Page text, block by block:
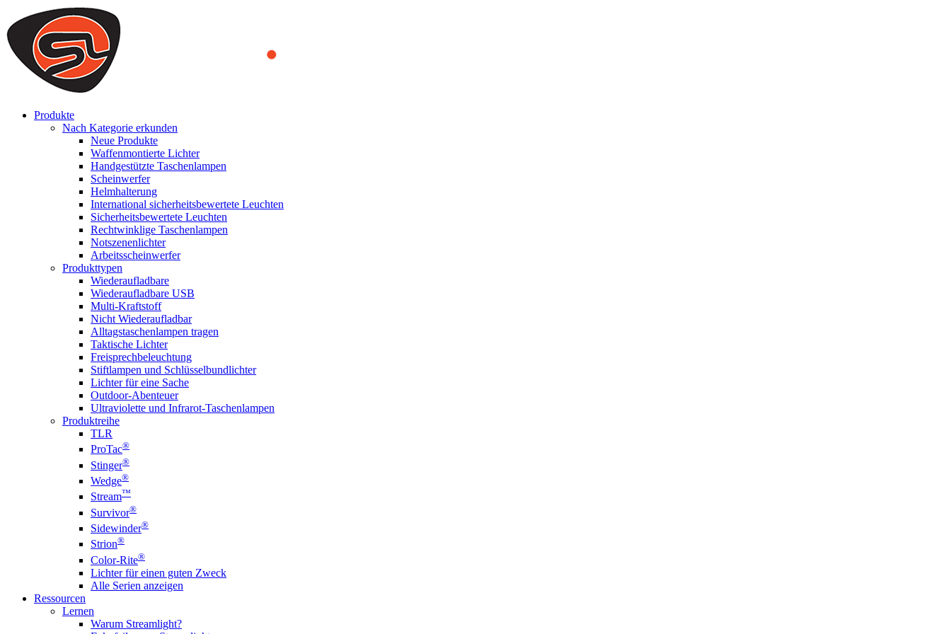
We use cookies to ensure that we provide you the best experience on our website. By continuing to browse this website, you accept that cookies are used to help us analyze how the website is used and to offer
you a better experience. To learn more or to find out how you can disable cookies, you can access our
ACCEPT AND CLOSE
Produkte
Nach Kategorie erkunden
Neue Produkte
Waffenmontierte Lichter
Handgestützte Taschenlampen
Scheinwerfer
Helmhalterung
International sicherheitsbewertete Leuchten
Sicherheitsbewertete Leuchten
Rechtwinklige Taschenlampen
Notszenenlichter
Arbeitsscheinwerfer
Produkttypen
Wiederaufladbare
Wiederaufladbare USB
Multi-Kraftstoff
Nicht Wiederaufladbar
Alltagstaschenlampen tragen
Taktische Lichter
Freisprechbeleuchtung
Stiftlampen und Schlüsselbundlichter
Lichter für eine Sache
Outdoor-Abenteuer
Ultraviolette und Infrarot-Taschenlampen
Produktreihe
TLR
ProTac®
Stinger®
Wedge®
Stream™
Survivor®
Sidewinder®
Strion®
Color-Rite®
Lichter für einen guten Zweck
Alle Serien anzeigen
Ressourcen
Lernen
Warum Streamlight?